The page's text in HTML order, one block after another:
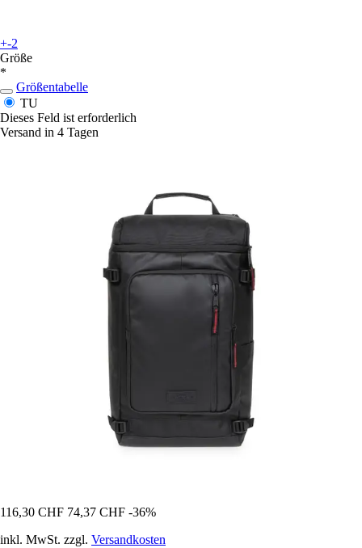
+-2
Größe
*
Größentabelle
TU
Dieses Feld ist erforderlich
Versand in 4 Tagen
116,30 CHF 74,37 CHF -36%
inkl. MwSt. zzgl. Versandkosten